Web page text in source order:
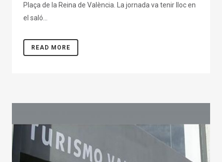
Plaça de la Reina de València. La jornada va tenir lloc en
el saló...
READ MORE